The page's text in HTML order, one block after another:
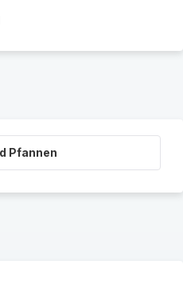
Pfannen